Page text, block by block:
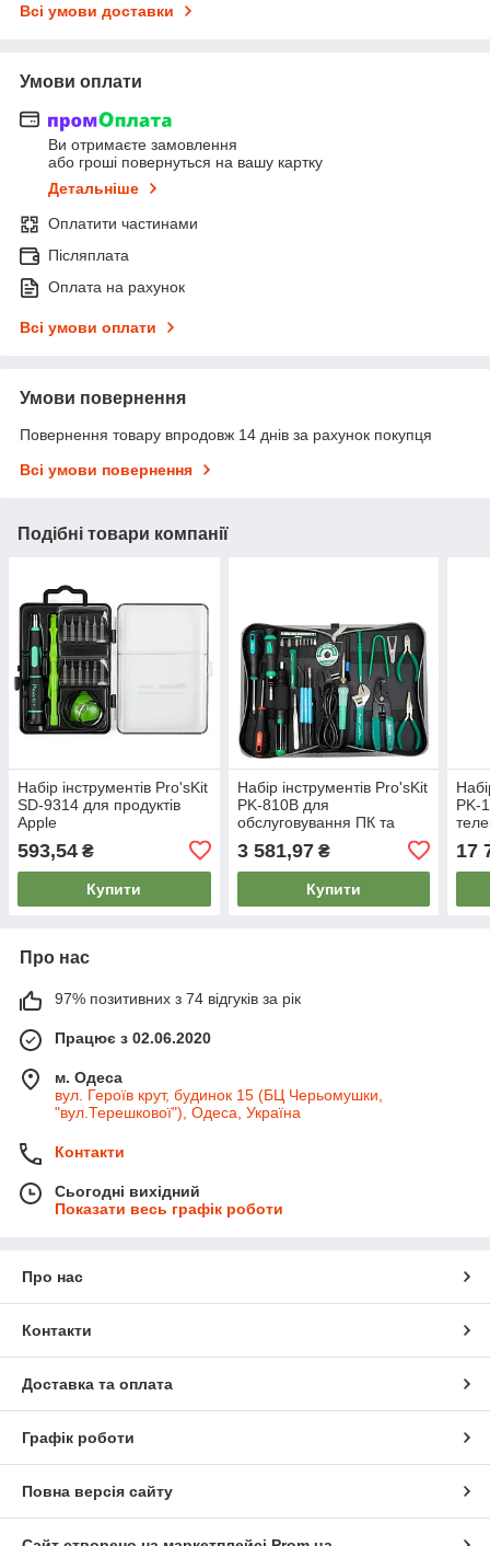
Всі умови доставки
Умови оплати
Ви отримаєте замовлення
або гроші повернуться на вашу картку
Детальніше
Оплатити частинами
Післяплата
Оплата на рахунок
Всі умови оплати
Умови повернення
Повернення товару впродовж 14 днів за рахунок покупця
Всі умови повернення
Подібні товари компанії
Набір інструментів Pro'sKit
SD-9314 для продуктів
Apple
593,54 ₴
Купити
Набір інструментів Pro'sKit
PK-810B для
обслуговування ПК та
3 581,97₴
Купити
PK-
17
Про нас
97% позитивних з 74 відгуків за рік
Працює з 02.06.2020
м. Одеса
вул. Героїв крут, будинок 15 (БЦ Черьомушки,
"вул.Терешкової"), Одеса, Україна
Контакти
Сьогодні вихідний
Показати весь графік роботи
Про нас
Контакти
Доставка та оплата
Графік роботи
Повна версія сайту